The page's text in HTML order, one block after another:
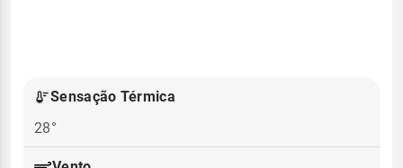
Sensação Térmica
28°